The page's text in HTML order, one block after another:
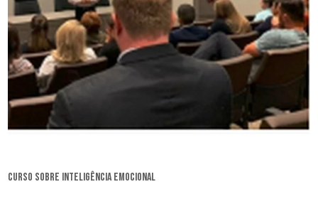
curso sobre inteligência emocional